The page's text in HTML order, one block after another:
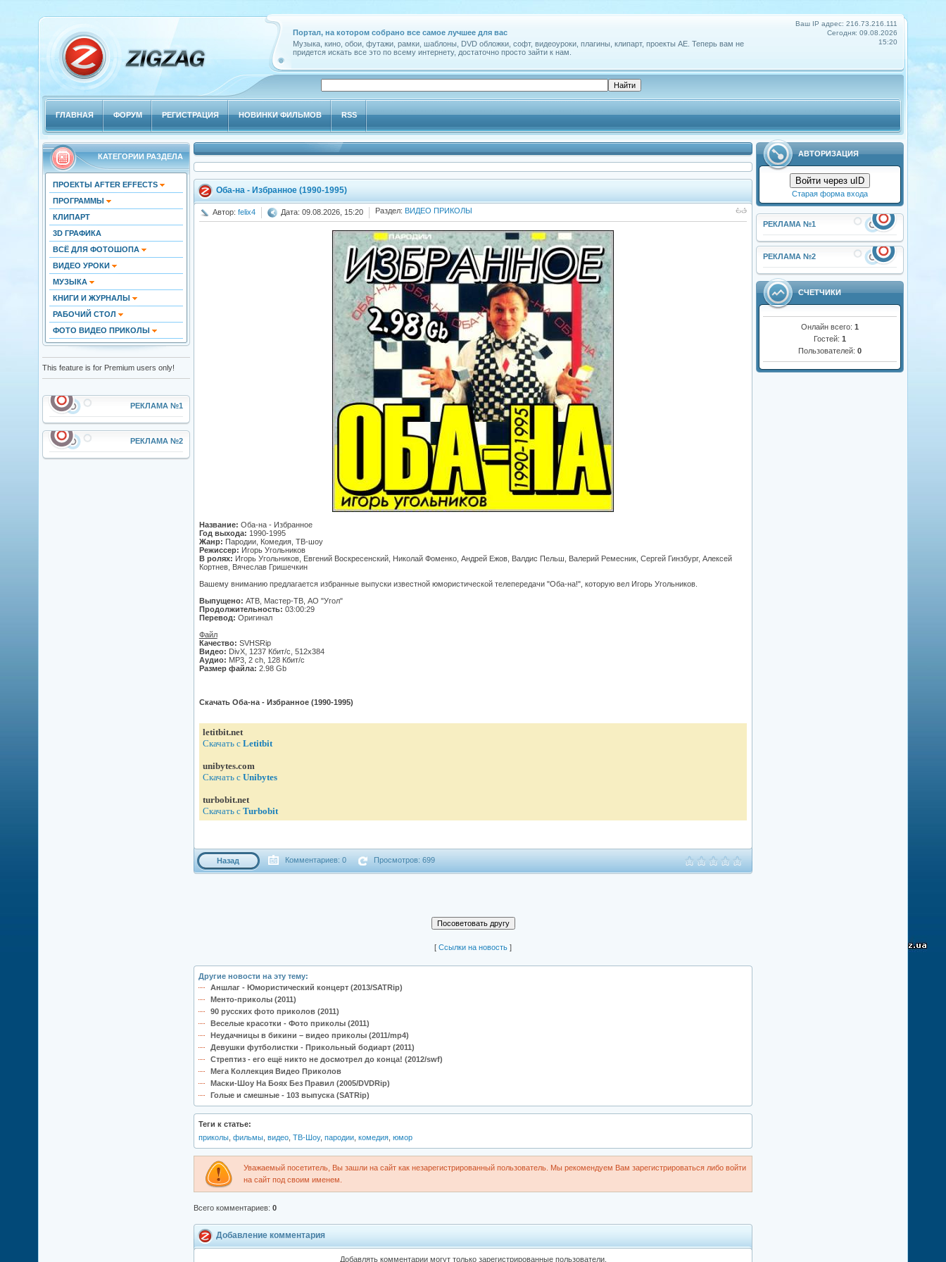
Ваш IP адрес: 216.73.216.111
Сегодня: 09.08.2026
15:20
Портал, на котором собрано все самое лучшее для вас
Музыка, кино, обои, футажи, рамки, шаблоны, DVD обложки, софт, видеоуроки, плагины, клипарт, проекты АЕ. Теперь вам не
придется искать все это по всему интернету, достаточно просто зайти к нам.
ГЛАВНАЯ ФОРУМ РЕГИСТРАЦИЯ НОВИНКИ ФИЛЬМОВ RSS
КАТЕГОРИИ РАЗДЕЛА
ПРОЕКТЫ AFTER EFFECTS
ПРОГРАММЫ
КЛИПАРТ
3D ГРАФИКА
ВСЁ ДЛЯ ФОТОШОПА
ВИДЕО УРОКИ
МУЗЫКА
КНИГИ И ЖУРНАЛЫ
РАБОЧИЙ СТОЛ
ФОТО ВИДЕО ПРИКОЛЫ
This feature is for Premium users only!
РЕКЛАМА №1
РЕКЛАМА №2
АВТОРИЗАЦИЯ
Войти через uID
Старая форма входа
РЕКЛАМА №1
РЕКЛАМА №2
СЧЕТЧИКИ
Онлайн всего:1
Гостей:1
Пользователей:0
Оба-на - Избранное (1990-1995)
Автор: felix4 Дата: 09.08.2026, 15:20 Раздел: ВИДЕО ПРИКОЛЫ
Название: Оба-на - Избранное
Год выхода: 1990-1995
Жанр: Пародии, Комедия, ТВ-шоу
Режиссер: Игорь Угольников
В ролях: Игорь Угольников, Евгений Воскресенский, Николай Фоменко, Андрей Ежов, Валдис Пельш, Валерий Ремесник, Сергей Гинзбург, Алексей
Кортнев, Вячеслав Гришечкин
Вашему вниманию предлагается избранные выпуски известной юмористической телепередачи "Оба-на!", которую вел Игорь Угольников.
Выпущено: АТВ, Мастер-ТВ, АО "Угол"
Продолжительность: 03:00:29
Перевод: Оригинал
Файл
Качество: SVHSRip
Видео: DivX, 1237 Кбит/с, 512x384
Аудио: MP3, 2 ch, 128 Кбит/с
Размер файла: 2.98 Gb
Скачать Оба-на - Избранное (1990-1995)
letitbit.net
Скачать с Letitbit
unibytes.com
Скачать с Unibytes
turbobit.net
Скачать с Turbobit
Назад Комментариев: 0 Просмотров: 699
[ Cсылки на новость ]
Другие новости на эту тему:
Аншлаг - Юмористический концерт (2013/SATRip)
Менто-приколы (2011)
90 русских фото приколов (2011)
Веселые красотки - Фото приколы (2011)
Неудачницы в бикини – видео приколы (2011/mp4)
Девушки футболистки - Прикольный бодиарт (2011)
Стрептиз - его ещё никто не досмотрел до конца! (2012/swf)
Мега Коллекция Видео Приколов
Маски-Шоу На Боях Без Правил (2005/DVDRip)
Голые и смешные - 103 выпуска (SATRip)
Теги к статье:
приколы, фильмы, видео, ТВ-Шоу, пародии, комедия, юмор
Уважаемый посетитель, Вы зашли на сайт как незарегистрированный пользователь. Мы рекомендуем Вам зарегистрироваться либо войти
на сайт под своим именем.
Всего комментариев: 0
Добавление комментария
Добавлять комментарии могут только зарегистрированные пользователи.